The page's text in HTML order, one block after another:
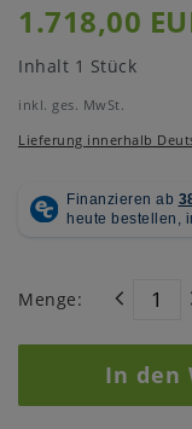
1.718,00
Inhalt 1 Stück
inkl. ges. MwSt.
Lieferung innerhalb
Menge:
In den